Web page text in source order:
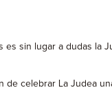
sin lugar a dudas la
celebrar La Judea